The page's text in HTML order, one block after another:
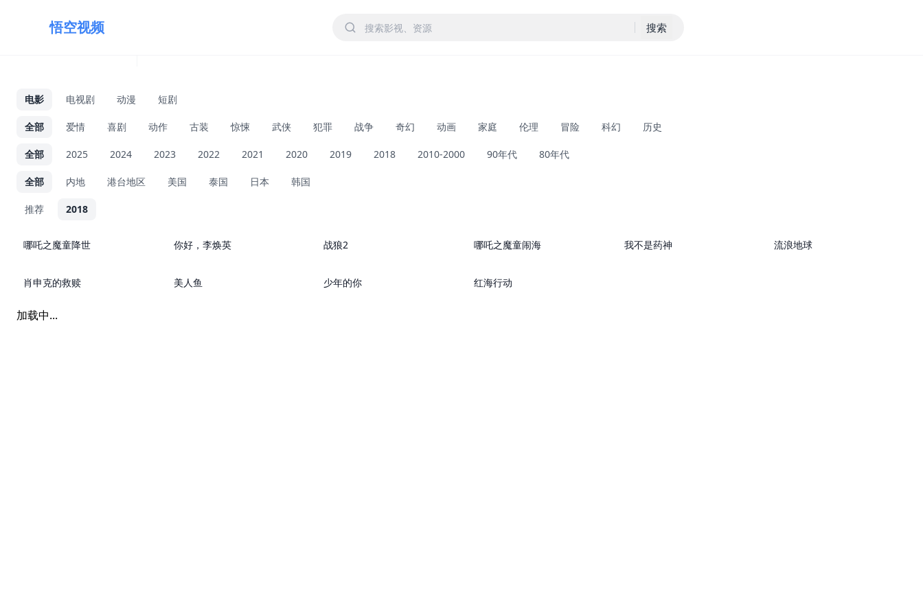
悟空视频 搜索
电影 电视剧 动漫 短剧
全部 爱情 喜剧 动作 古装 惊悚 武侠 犯罪 战争 奇幻 动画 家庭 伦理 冒险 科幻 历史
全部 2025 2024 2023 2022 2021 2020 2019 2018 2010-2000 90年代 80年代
全部 内地 港台地区 美国 泰国 日本 韩国
推荐 2018
哪吒之魔童降世 你好，李焕英 战狼2 哪吒之魔童闹海 我不是药神 流浪地球
肖申克的救赎 美人鱼 少年的你 红海行动
加载中...